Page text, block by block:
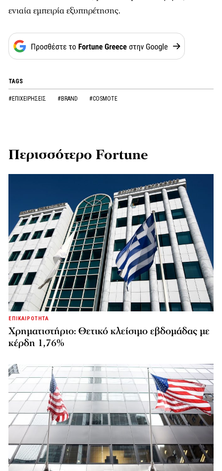
ενιαία εμπειρία εξυπηρέτησης.
TAGS
#ΕΠΙΧΕΙΡΗΣΕΙΣ #BRAND #COSMOTE
Περισσότερο Fortune
ΕΠΙΚΑΙΡΟΤΗΤΑ
Χρηματιστήριο: Θετικό κλείσιμο εβδομάδας με
κέρδη 1,76%